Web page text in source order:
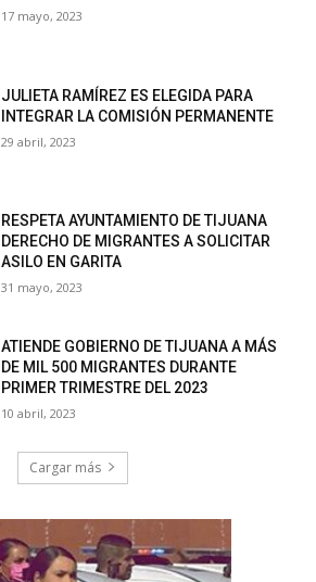
17 mayo, 2023
JULIETA RAMÍREZ ES ELEGIDA PARA
INTEGRAR LA COMISIÓN PERMANENTE
29 abril, 2023
RESPETA AYUNTAMIENTO DE TIJUANA
DERECHO DE MIGRANTES A SOLICITAR
ASILO EN GARITA
31 mayo, 2023
ATIENDE GOBIERNO DE TIJUANA A MÁS
DE MIL 500 MIGRANTES DURANTE
PRIMER TRIMESTRE DEL 2023
10 abril, 2023
Cargar más